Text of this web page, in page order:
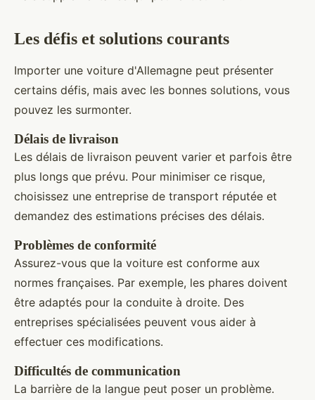
Les défis et solutions courants
Importer une voiture d'Allemagne peut présenter
certains défis, mais avec les bonnes solutions, vous
pouvez les surmonter.
Délais de livraison
Les délais de livraison peuvent varier et parfois être
plus longs que prévu. Pour minimiser ce risque,
choisissez une entreprise de transport réputée et
demandez des estimations précises des délais.
Problèmes de conformité
Assurez-vous que la voiture est conforme aux
normes françaises. Par exemple, les phares doivent
être adaptés pour la conduite à droite. Des
entreprises spécialisées peuvent vous aider à
effectuer ces modifications.
Difficultés de communication
La barrière de la langue peut poser un problème.